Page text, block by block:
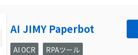
AI JIMY Paperbot
AI OCR RPAツール